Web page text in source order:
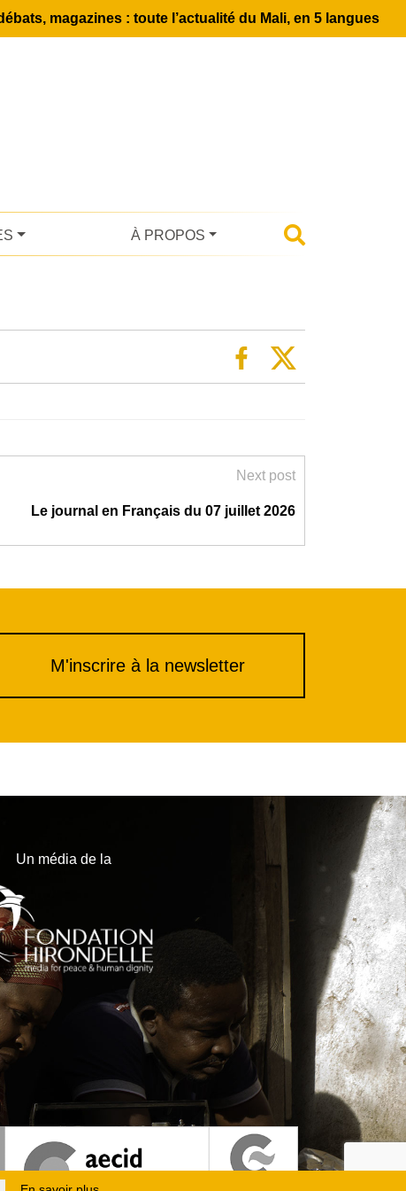
magazines : toute l’actualité du Mali, en 5 langues
À PROPOS
Next post
Le journal en Français du 07 juillet 2026
M'inscrire à la newsletter
Un média de la